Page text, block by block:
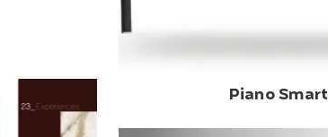
Piano Smart